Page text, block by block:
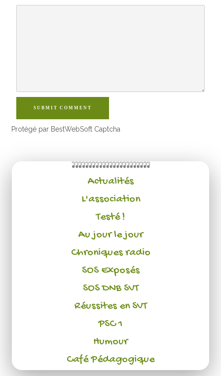
SUBMIT COMMENT
Protégé par BestWebSoft Captcha
Actualités
L'association
Testé !
Au jour le jour
Chroniques radio
SOS Exposés
SOS DNB SVT
Réussites en SVT
PSC 1
Humour
Café Pédagogique